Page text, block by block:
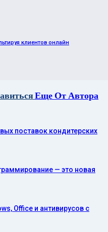
клиентов онлайн
Еще От Автора
поставок кондитерских
— это новая
Office и антивирусов с